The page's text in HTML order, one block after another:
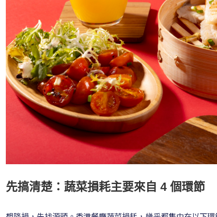
先搞清楚：蔬菜損耗主要來自 4 個環節